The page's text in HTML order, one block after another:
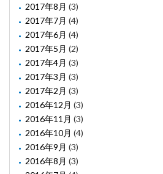
2017年8月 (3)
2017年7月 (4)
2017年6月 (4)
2017年5月 (2)
2017年4月 (3)
2017年3月 (3)
2017年2月 (3)
2016年12月 (3)
2016年11月 (3)
2016年10月 (4)
2016年9月 (3)
2016年8月 (3)